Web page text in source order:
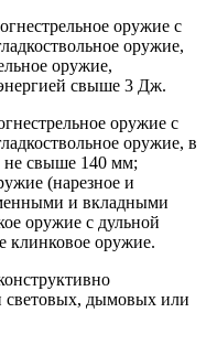
оружие с
оружие,
оружие,
свыше 3 Дж.
оружие с
оружие, в
не свыше 140 мм;
(нарезное и
и вкладными
оружие с дульной
клинковое оружие.
световых, дымовых или